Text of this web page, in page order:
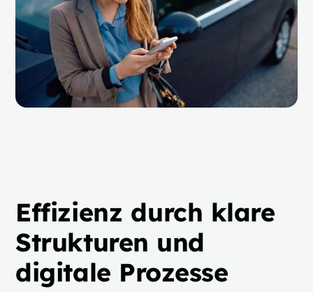
Effizienz durch klare
Strukturen und
digitale Prozesse